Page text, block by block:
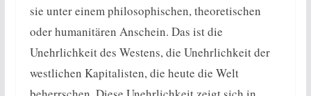
sie unter einem philosophischen, theoretischen
oder humanitären Anschein. Das ist die
Unehrlichkeit des Westens, die Unehrlichkeit der
westlichen Kapitalisten, die heute die Welt